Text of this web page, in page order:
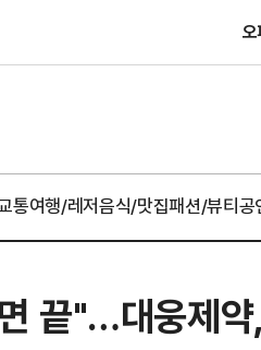
오
통여행/레저음식/맛집패션/뷰티공
끝"…대웅제